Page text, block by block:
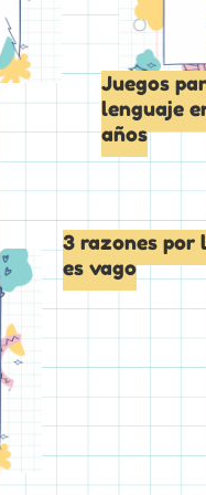
Juegos
lenguaje
años
3 razones por
es vago